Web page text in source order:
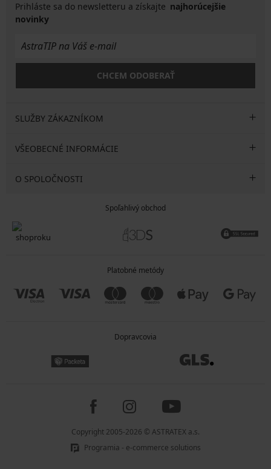
Prihláste sa do newsletteru a získajte najhorúcejšie
novinky
CHCEM ODOBERAŤ
SLUŽBY ZÁKAZNÍKOM
VŠEOBECNÉ INFORMÁCIE
O SPOLOČNOSTI
Spoľahlivý obchod
Platobné metódy
Dopravcovia
Copyright 2005-2026 © ASTRATEX a.s.
Programia - e-commerce solutions